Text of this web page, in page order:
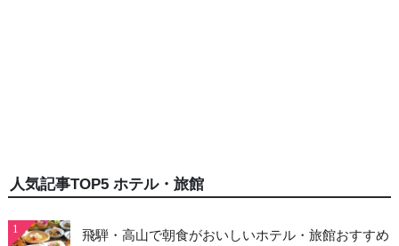
人気記事TOP5 ホテル・旅館
1
飛騨・高山で朝食がおいしいホテル・旅館おすすめ